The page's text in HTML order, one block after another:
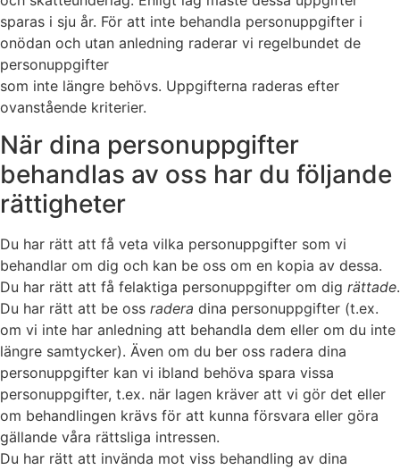
sparas i sju år. För att inte behandla personuppgifter i
onödan och utan anledning raderar vi regelbundet de
personuppgifter
som inte längre behövs. Uppgifterna raderas efter
ovanstående kriterier.
När dina personuppgifter
behandlas av oss har du följande
rättigheter
Du har rätt att få veta vilka personuppgifter som vi
behandlar om dig och kan be oss om en kopia av dessa.
Du har rätt att få felaktiga personuppgifter om dig rättade.
Du har rätt att be oss radera dina personuppgifter (t.ex.
om vi inte har anledning att behandla dem eller om du inte
längre samtycker). Även om du ber oss radera dina
personuppgifter kan vi ibland behöva spara vissa
personuppgifter, t.ex. när lagen kräver att vi gör det eller
om behandlingen krävs för att kunna försvara eller göra
gällande våra rättsliga intressen.
Du har rätt att invända mot viss behandling av dina